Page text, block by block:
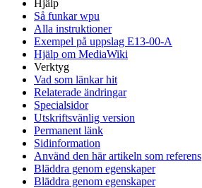
Hjälp
Så funkar wpu
Alla instruktioner
Exempel på uppslag E13-00-A
Hjälp om MediaWiki
Verktyg
Vad som länkar hit
Relaterade ändringar
Specialsidor
Utskriftsvänlig version
Permanent länk
Sidinformation
Använd den här artikeln som referens
Bläddra genom egenskaper
Bläddra genom egenskaper